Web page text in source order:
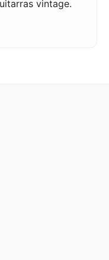
vintage.